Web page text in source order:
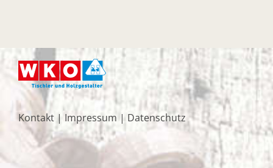
Kontakt | Impressum | Datenschutz